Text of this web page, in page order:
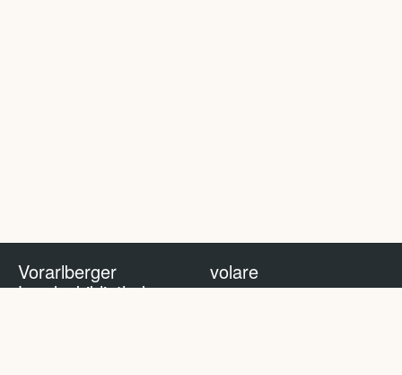
Vorarlberger
Landesbibliothek
volare